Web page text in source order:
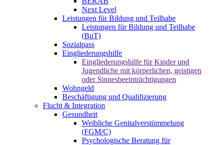
Next Level
Leistungen für Bildung und Teilhabe
Leistungen für Bildung und Teilhabe
(BuT)
Sozialpass
Eingliederungshilfe
Eingliederungshilfe für Kinder und
Jugendliche mit körperlichen, geistigen
oder Sinnesbeeinträchtigungen
Wohngeld
Beschäftigung und Qualifizierung
Flucht & Integration
Gesundheit
Weibliche Genitalverstümmelung
(FGM/C)
Psychologische Beratung für